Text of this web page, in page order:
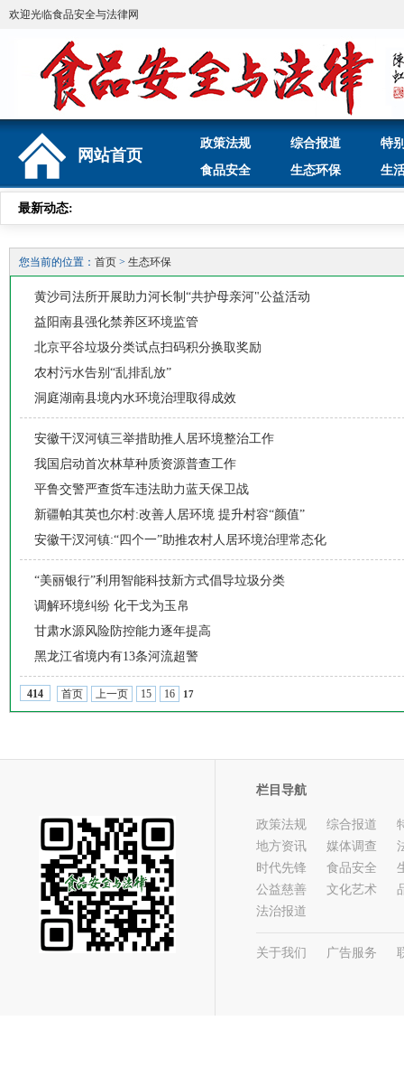
欢迎光临食品安全与法律网
网站首页
政策法规 综合报道
特
食品安全
生态环保 生
最新动态:
您当前的位置： 首页 > 生态环保
黄沙司法所开展助力河长制“共护母亲河"公益活动
益阳南县强化禁养区环境监管
北京平谷垃圾分类试点扫码积分换取奖励
农村污水告别“乱排乱放”
洞庭湖南县境内水环境治理取得成效
安徽干汊河镇三举措助推人居环境整治工作
我国启动首次林草种质资源普查工作
平鲁交警严查货车违法助力蓝天保卫战
新疆帕其英也尔村:改善人居环境 提升村容“颜值”
安徽干汊河镇:“四个一”助推农村人居环境治理常态化
“美丽银行”利用智能科技新方式倡导垃圾分类
调解环境纠纷 化干戈为玉帛
甘肃水源风险防控能力逐年提高
黑龙江省境内有13条河流超警
414 首页 上一页 15 16 17
栏目导航
政策法规 综合报道
地方资讯
媒体调查
时代先锋
食品安全
公益慈善
文化艺术
法治报道
关于我们 广告服务